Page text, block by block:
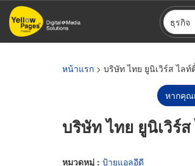
ข้าม
ไป
ธุรกิจ
หน้าแรก > บริษัท ไทย ยูนิเวิร์ส ไลท์
หากคุณ
บริษัท ไทย ยูนิเวิร์
หมวดหมู่ : ป้ายแอลอีดี